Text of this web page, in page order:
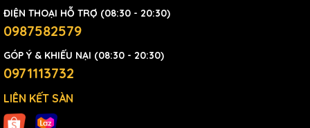
ĐIỆN THOẠI HỖ TRỢ (08:30 - 20:30)
0987582579
GÓP Ý & KHIẾU NẠI (08:30 - 20:30)
0971113732
LIÊN KẾT SÀN